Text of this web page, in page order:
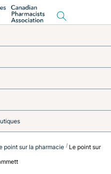
point sur la pharmacie
Le point sur